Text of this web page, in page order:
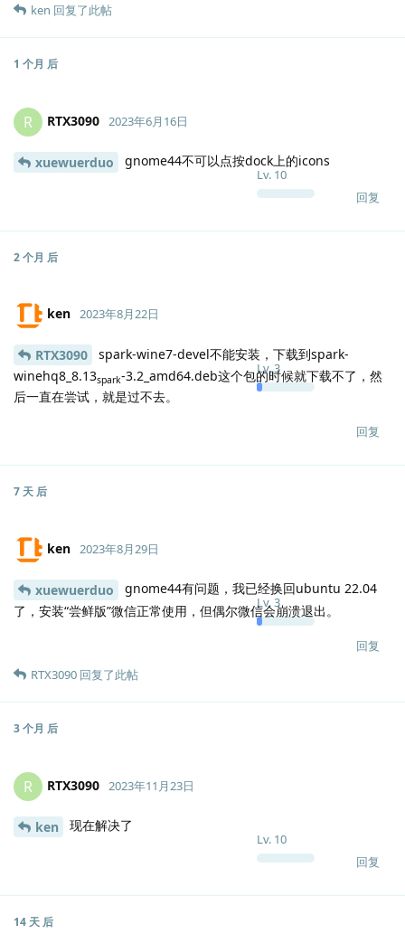
ken 回复了此帖
1 个月 后
R RTX3090
Lv. 10
2023年6月16日
xuewuerduo gnome44不可以点按dock上的icons
回复
2 个月 后
ken
Lv.3
2023年8月22日
RTX3090
spark-wine7-devel不能安装，下载到spark-
winehq8_8.13spark-3.2_amd64.deb这个包的时候就下载不了，然
后一直在尝试，就是过不去。
回复
7 天 后
ken
Lv.3
2023年8月29日
xuewuerduo
gnome44有问题，我已经换回ubuntu 22.04
了，安装“尝鲜版”微信正常使用，但偶尔微信会崩溃退出。
回复
RTX3090 回复了此帖
3 个月 后
R RTX3090
Lv. 10
2023年11月23日
ken 现在解决了
回复
14 天 后